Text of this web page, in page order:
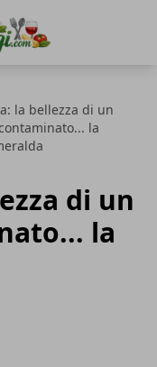
la bellezza di un
la
di un
la